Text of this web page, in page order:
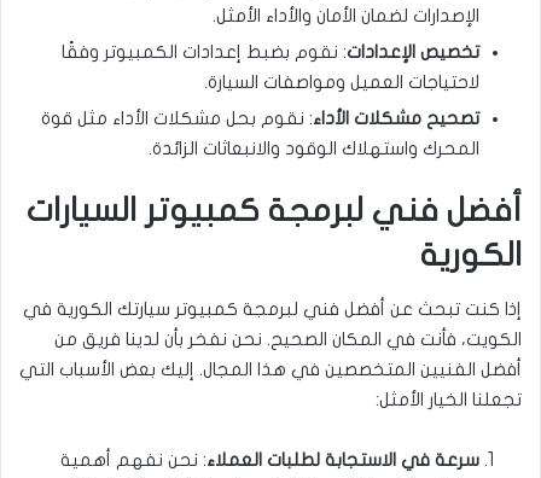
الإصدارات لضمان الأمان والأداء الأمثل.
تخصيص الإعدادات: نقوم بضبط إعدادات الكمبيوتر وفقًا
لاحتياجات العميل ومواصفات السيارة.
تصحيح مشكلات الأداء: نقوم بحل مشكلات الأداء مثل قوة
المحرك واستهلاك الوقود والانبعاثات الزائدة.
أفضل فني لبرمجة كمبيوتر السيارات
الكورية
إذا كنت تبحث عن أفضل فني لبرمجة كمبيوتر سيارتك الكورية في
الكويت، فأنت في المكان الصحيح. نحن نفخر بأن لدينا فريق من
أفضل الفنيين المتخصصين في هذا المجال. إليك بعض الأسباب التي
تجعلنا الخيار الأمثل:
سرعة في الاستجابة لطلبات العملاء: نحن نفهم أهمية